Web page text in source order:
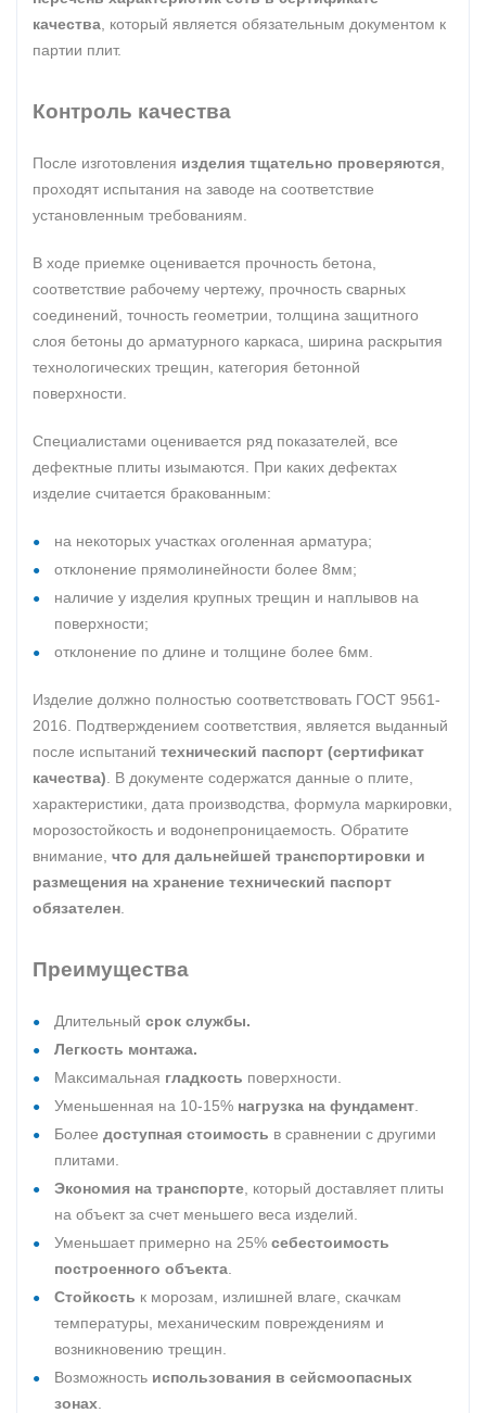
качества , который является обязательным документом к
партии плит.
Контроль качества
После изготовления изделия тщательно проверяются
проходят испытания на заводе на соответствие
установленным требованиям.
В ходе приемке оценивается прочность бетона,
соответствие рабочему чертежу, прочность сварных
соединений, точность геометрии, толщина защитного
слоя бетоны до арматурного каркаса, ширина раскрытия
технологических трещин, категория бетонной
поверхности.
Специалистами оценивается ряд показателей, все
дефектные плиты изымаются. При каких дефектах
изделие считается бракованным:
на некоторых участках оголенная арматура;
отклонение прямолинейности более 8мм;
наличие у изделия крупных трещин и наплывов на
поверхности;
отклонение по длине и толщине более 6мм.
Изделие должно полностью соответствовать ГОСТ 9561-
2016. Подтверждением соответствия, является выданный
после испытаний технический паспорт (сертификат
качества) . В документе содержатся данные о плите,
характеристики, дата производства, формула маркировки,
морозостойкость и водонепроницаемость. Обратите
внимание, что для дальнейшей транспортировки и
размещения на хранение технический паспорт
обязателен
Преимущества
Длительный срок службы.
Легкость монтажа.
Максимальная гладкость поверхности.
Уменьшенная на 10-15% нагрузка на фундамент
Более доступная стоимость в сравнении с другими
плитами.
Экономия на транспорте , который доставляет плиты
на объект за счет меньшего веса изделий.
Уменьшает примерно на 25% себестоимость
построенного объекта
Стойкость к морозам, излишней влаге, скачкам
температуры, механическим повреждениям и
возникновению трещин.
Возможность использования в сейсмоопасных
зонах